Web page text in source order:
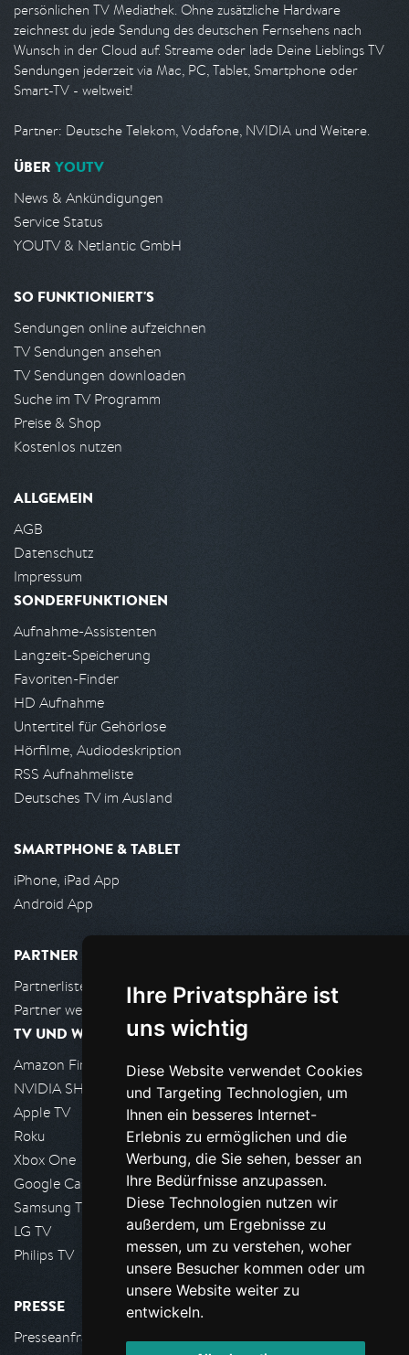
Ihre Privatsphäre ist
uns wichtig
Diese Website verwendet Cookies
und Targeting Technologien, um
Ihnen ein besseres Internet-
Erlebnis zu ermöglichen und die
Werbung, die Sie sehen, besser an
Ihre Bedürfnisse anzupassen.
Diese Technologien nutzen wir
außerdem, um Ergebnisse zu
messen, um zu verstehen, woher
unsere Besucher kommen oder um
unsere Website weiter zu
entwickeln.
persönlichen TV Mediathek. Ohne zusätzliche Hardware
zeichnest du jede Sendung des deutschen Fernsehens nach
Wunsch in der Cloud auf. Streame oder lade Deine Lieblings TV
Sendungen jederzeit via Mac, PC, Tablet, Smartphone oder
Smart-TV - weltweit!
Partner: Deutsche Telekom, Vodafone, NVIDIA und Weitere.
ÜBER YOUTV
News & Ankündigungen
Service Status
YOUTV & Netlantic GmbH
SO FUNKTIONIERT'S
Sendungen online aufzeichnen
TV Sendungen ansehen
TV Sendungen downloaden
Suche im TV Programm
Preise & Shop
Kostenlos nutzen
ALLGEMEIN
AGB
Datenschutz
Impressum
SONDERFUNKTIONEN
Aufnahme-Assistenten
Langzeit-Speicherung
Favoriten-Finder
HD Aufnahme
Untertitel für Gehörlose
Hörfilme, Audiodeskription
RSS Aufnahmeliste
Deutsches TV im Ausland
SMARTPHONE & TABLET
iPhone, iPad App
Android App
PARTNER
Partnerliste
Partner werden
TV UND WOHNZIMMER
Amazon FireTV
NVIDIA SHIELD, Google TV
Apple TV
Roku
Xbox One
Google Cast
Samsung TV
LG TV
Philips TV
PRESSE
Presseanfrage stellen